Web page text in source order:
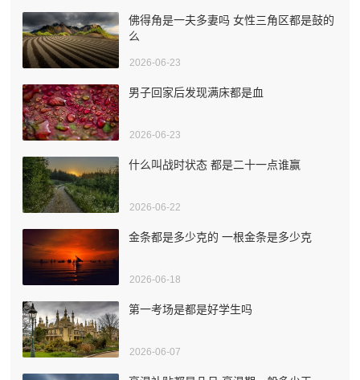
佛得角是一夫多妻吗 女性三角区都是鼓的
么
2026-06-23
男子回家后发现满床都是血
2026-06-23
什么叫战时状态 都是二十一点谁赢
2026-06-22
金条都是多少克的 一根金条是多少克
2026-06-18
第一考场是都是好学生吗
2026-06-07